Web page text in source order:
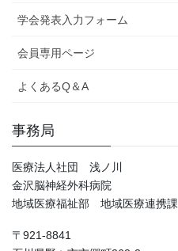
学会発表入力フォーム
会員専用ページ
よくあるQ＆A
事務局
医療法人社団 浅ノ川
金沢脳神経外科病院
地域医療福祉部 地域医療連携課
〒921-8841